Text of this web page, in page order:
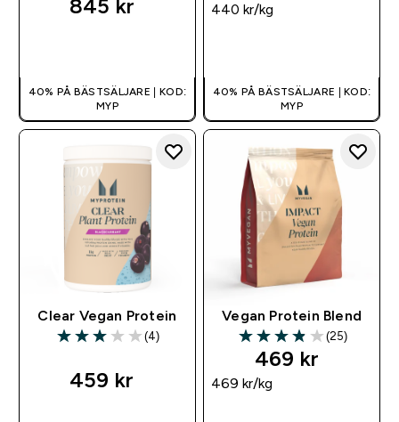
845 kr‎
40% PÅ BÄSTSÄLJARE | KOD:
MYP
440 kr‎/kg
40% PÅ BÄSTSÄLJARE | KOD:
MYP
Clear Vegan Protein
3 out of 5 stars
(4)
459 kr‎
Vegan Protein Blend
3.88 out of 5 stars
(25)
469 kr‎
469 kr‎/kg